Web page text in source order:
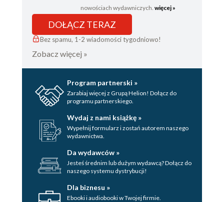
nowościach wydawniczych. więcej »
DOŁĄCZ TERAZ
Bez spamu, 1-2 wiadomości tygodniowo!
Zobacz więcej »
Program partnerski »
Zarabiaj więcej z Grupą Helion! Dołącz do
programu partnerskiego.
Wydaj z nami książkę »
Wypełnij formularz i zostań autorem naszego
wydawnictwa.
Da wydawców »
Jesteś średnim lub dużym wydawcą? Dołącz do
naszego systemu dystrybucji!
Dla biznesu »
Ebooki i audiobooki w Twojej firmie.